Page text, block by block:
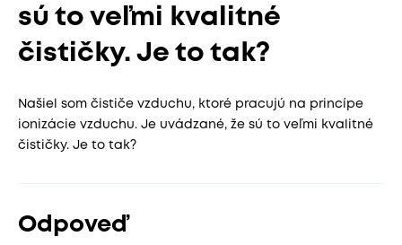
sú to veľmi kvalitné
čističky. Je to tak?
Našiel som čističe vzduchu, ktoré pracujú na princípe
ionizácie vzduchu. Je uvádzané, že sú to veľmi kvalitné
čističky. Je to tak?
Odpoveď